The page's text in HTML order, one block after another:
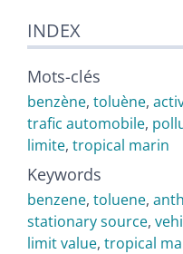
INDEX
Mots-clés
benzène, toluène,
trafic automobile,
limite, tropical marin
Keywords
benzene, toluene,
stationary source,
limit value, tropical